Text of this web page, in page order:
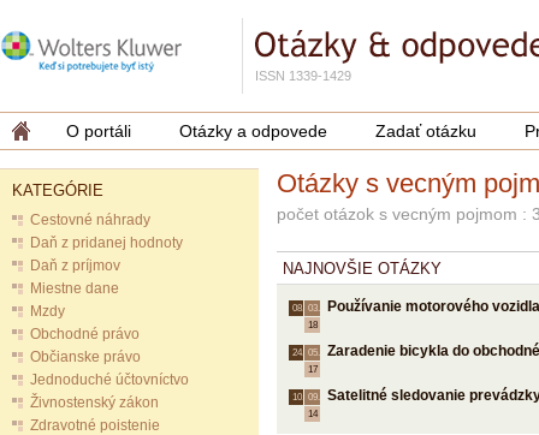
ISSN 1339-1429
O portáli Otázky a odpovede Zadať otázku
KATEGÓRIE
Cestovné náhrady
Daň z pridanej hodnoty
Daň z príjmov
Miestne dane
Mzdy
Obchodné právo
Občianske právo
Jednoduché účtovníctvo
Živnostenský zákon
Zdravotné poistenie
Otázky s vecným
počet otázok s vecným pojmom :
NAJNOVŠIE OTÁZKY
08. 03.
18
Používanie motorového
24. 05.
17
Zaradenie bicykla do
10. 09.
14
Satelitné sledovanie